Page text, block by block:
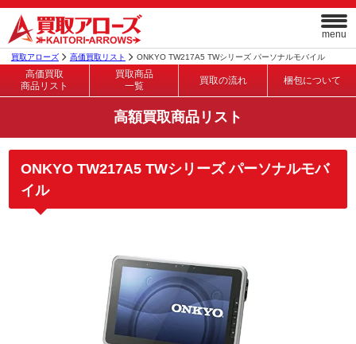
menu
買取アローズ 高価買取リスト ONKYO TW217A5 TWシリーズ パーソナルモバイル
高価買取
商品リスト
買取商品
一覧
買取の流れ 梱包について
高額買取商品リスト
ONKYO TW217A5 TWシリーズ パーソナルモバ
イル